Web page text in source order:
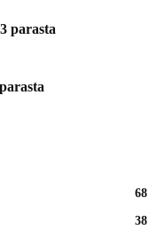
parasta
68
38